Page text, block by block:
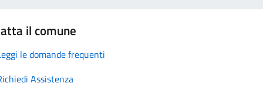
il comune
le domande frequenti
Assistenza